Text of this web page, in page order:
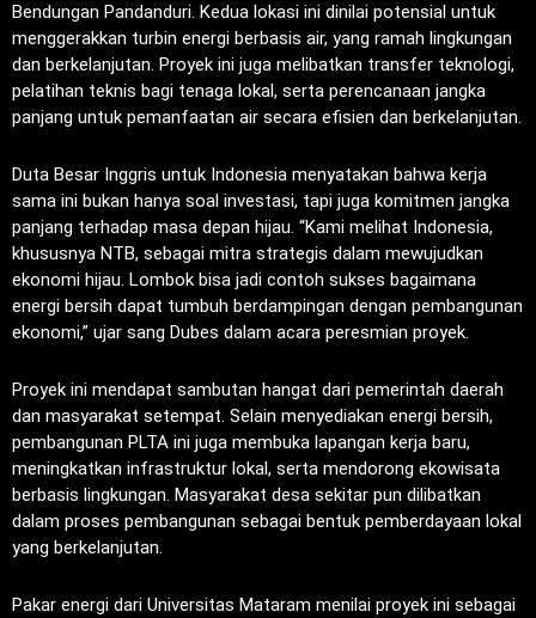
Bendungan Pandanduri. Kedua lokasi ini dinilai potensial untuk
menggerakkan turbin energi berbasis air, yang ramah lingkungan
dan berkelanjutan. Proyek ini juga melibatkan transfer teknologi,
pelatihan teknis bagi tenaga lokal, serta perencanaan jangka
panjang untuk pemanfaatan air secara efisien dan berkelanjutan.
Duta Besar Inggris untuk Indonesia menyatakan bahwa kerja
sama ini bukan hanya soal investasi, tapi juga komitmen jangka
panjang terhadap masa depan hijau. “Kami melihat Indonesia,
khususnya NTB, sebagai mitra strategis dalam mewujudkan
ekonomi hijau. Lombok bisa jadi contoh sukses bagaimana
energi bersih dapat tumbuh berdampingan dengan pembangunan
ekonomi,” ujar sang Dubes dalam acara peresmian proyek.
Proyek ini mendapat sambutan hangat dari pemerintah daerah
dan masyarakat setempat. Selain menyediakan energi bersih,
pembangunan PLTA ini juga membuka lapangan kerja baru,
meningkatkan infrastruktur lokal, serta mendorong ekowisata
berbasis lingkungan. Masyarakat desa sekitar pun dilibatkan
dalam proses pembangunan sebagai bentuk pemberdayaan lokal
yang berkelanjutan.
Pakar energi dari Universitas Mataram menilai proyek ini sebagai